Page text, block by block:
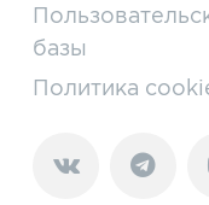
базы
Политика